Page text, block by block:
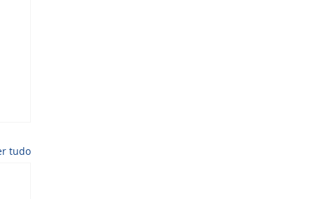
tudo